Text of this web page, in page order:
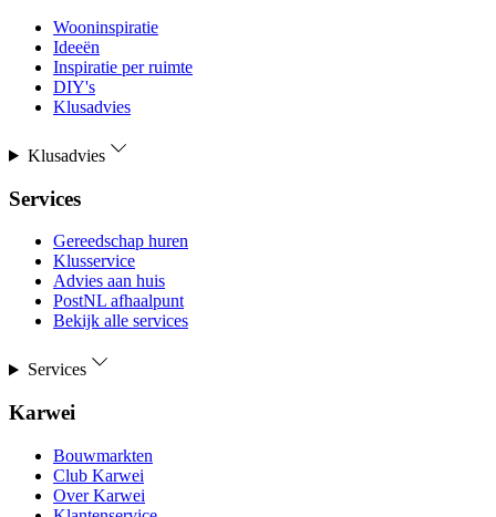
Wooninspiratie
Ideeën
Inspiratie per ruimte
DIY's
Klusadvies
Klusadvies
Services
Gereedschap huren
Klusservice
Advies aan huis
PostNL afhaalpunt
Bekijk alle services
Services
Karwei
Bouwmarkten
Club Karwei
Over Karwei